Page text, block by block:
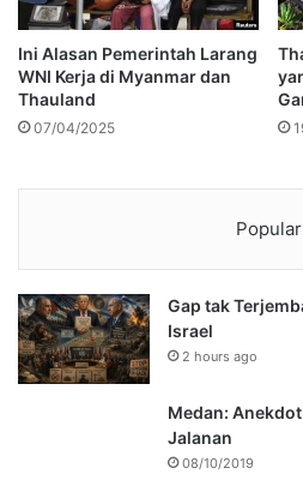
Ini Alasan Pemerintah Larang
WNI Kerja di Myanmar dan
Thauland
07/04/2025
Popular
Gap tak
Israel
2 hours ago
Medan:
Jalanan
08/10/2019